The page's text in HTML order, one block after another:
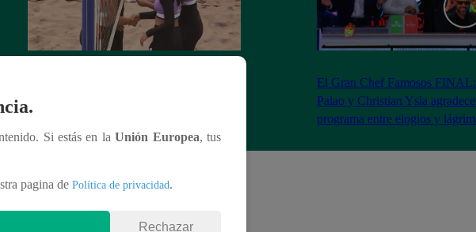
El Gran Chef Famosos
Palao y Christian Ysla
programa entre elogios y
Si estás en laUnión Europea, tus
pagina de Política de privacidad.
Rechazar